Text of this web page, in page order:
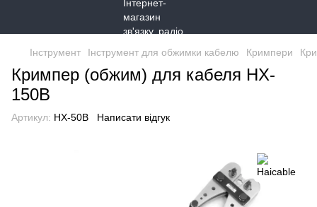
Інструмент Інструмент для обжимки кабелю Кримпери
Кримпер (обжим) для кабеля HX-
150B
Артикул: HX-50B Написати відгук